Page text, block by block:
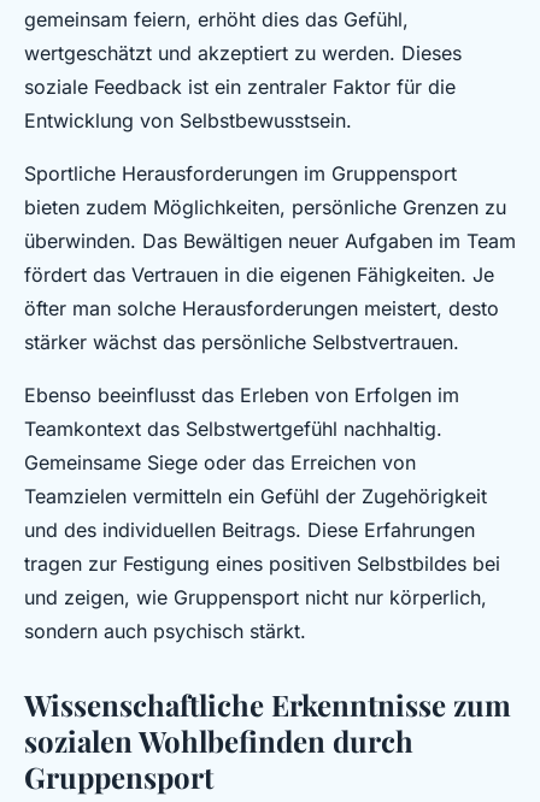
gemeinsam feiern, erhöht dies das Gefühl,
wertgeschätzt und akzeptiert zu werden. Dieses
soziale Feedback ist ein zentraler Faktor für die
Entwicklung von Selbstbewusstsein.
Sportliche Herausforderungen im Gruppensport
bieten zudem Möglichkeiten, persönliche Grenzen zu
überwinden. Das Bewältigen neuer Aufgaben im Team
fördert das Vertrauen in die eigenen Fähigkeiten. Je
öfter man solche Herausforderungen meistert, desto
stärker wächst das persönliche Selbstvertrauen.
Ebenso beeinflusst das Erleben von Erfolgen im
Teamkontext das Selbstwertgefühl nachhaltig.
Gemeinsame Siege oder das Erreichen von
Teamzielen vermitteln ein Gefühl der Zugehörigkeit
und des individuellen Beitrags. Diese Erfahrungen
tragen zur Festigung eines positiven Selbstbildes bei
und zeigen, wie Gruppensport nicht nur körperlich,
sondern auch psychisch stärkt.
Wissenschaftliche Erkenntnisse zum
sozialen Wohlbefinden durch
Gruppensport